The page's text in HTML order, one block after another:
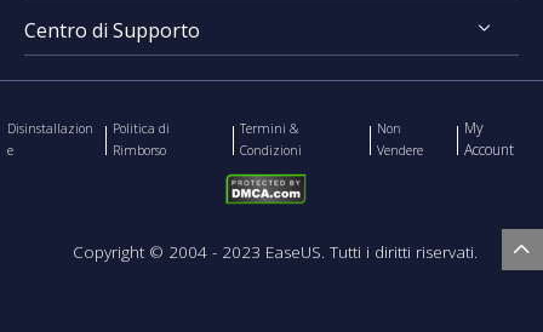
Online Screen Recorder
Mac App Store
   
Centro di Supporto
Disinstallazion
e
Politica di
Rimborso
Termini &
Condizioni
Non
Vendere
My
Account
Copyright © 2004 - 2023 EaseUS. Tutti i diritti riservati. 